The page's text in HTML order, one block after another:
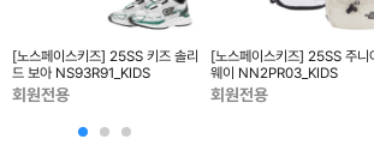
[노스페이스키즈] 25SS 키즈 솔리
드 보아 NS93R91_KIDS
회원전용
[노스페이스키즈] 25SS 주니어 원
웨이 NN2PR03_KIDS
회원전용